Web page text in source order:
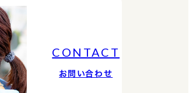
CONTACT
お問い合わせ